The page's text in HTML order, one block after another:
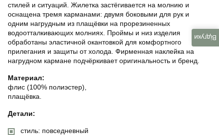
стилей и ситуаций. Жилетка застёгивается на молнию и
оснащена тремя карманами: двумя боковыми для рук и
одним нагрудным из плащёвки на прорезиненных
водоотталкивающих молниях. Проймы и низ изделия
обработаны эластичной окантовкой для комфортного
прилегания и защиты от холода. Фирменная наклейка на
нагрудном кармане подчёркивает оригинальность и бренд.
Материал:
флис (100% полиэстер),
плащёвка.
Детали:
стиль: повседневный
Відгуки